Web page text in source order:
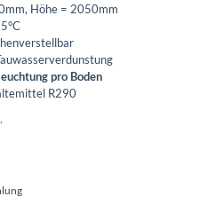
Höhe = 2050mm
pro Boden
R290